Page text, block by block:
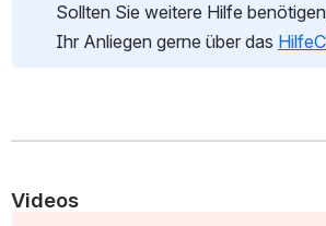
Sollten Sie weitere Hilfe
Ihr Anliegen gerne über das
Videos